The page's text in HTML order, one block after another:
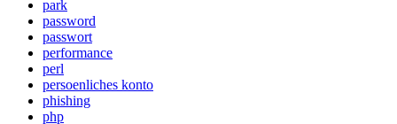
park
password
passwort
performance
perl
persoenliches konto
phishing
php